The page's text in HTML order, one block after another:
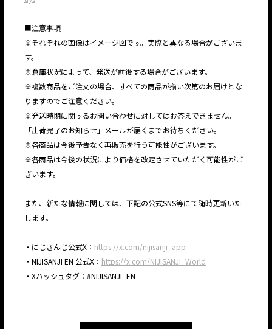
■注意事項
※それぞれの画像はイメージ図です。実際と異なる場合がございま
す。
※倉庫状況によって、発送が前後する場合がございます。
※複数商品をご注文の場合、すべての商品が揃い次第のお届けとな
りますのでご注意ください。
※発送時期に関するお問い合わせに対してはお答えできません。
「出荷完了のお知らせ」メールが届くまでお待ちください。
※各商品は今後予告なく再販売を行う可能性がございます。
※各商品は今後の状況により価格を改定させていただく可能性がご
ざいます。
また、新たな情報に関しては、下記の公式SNS等にて随時更新いた
します。
・にじさんじ公式X： https://x.com/nijisanji_app
・NIJISANJI EN 公式X： https://x.com/NIJISANJI_World
・Xハッシュタグ：#NIJISANJI_EN